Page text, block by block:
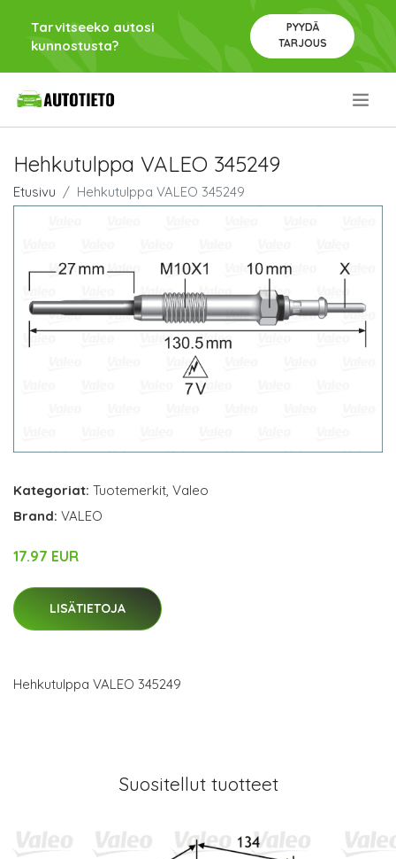
Tarvitseeko autosi
kunnostusta?
PYYDÄ
TARJOUS
Hehkutulppa VALEO 345249
Etusivu Hehkutulppa VALEO 345249
Kategoriat: Tuotemerkit, Valeo
Brand: VALEO
17.97 EUR
LISÄTIETOJA
Hehkutulppa VALEO 345249
Suositellut tuotteet